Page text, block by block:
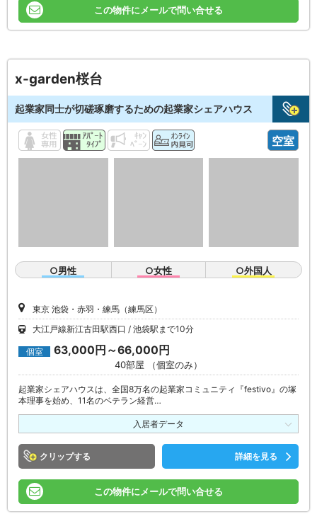
この物件にメールで問い合せる
x-garden桜台
起業家同士が切磋琢磨するための起業家シェアハウス
空室
○男性 ○女性 ○外国人
東京 池袋・赤羽・練馬（練馬区）
大江戸線新江古田駅西口
池袋駅まで10分
個室 63,000円～66,000円
40部屋 （個室のみ）
起業家シェアハウスは、全国8万名の起業家コミュニティ『festivo』の塚
本理事を始め、11名のベテラン経営…
入居者データ
クリップ 詳細を見る
この物件にメールで問い合せる